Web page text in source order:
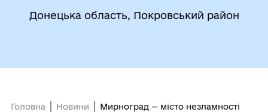
Донецька область, Покровський район
Головна Новини Мирноград — місто незламності